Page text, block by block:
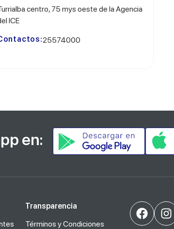
centro, 75 mys oeste de la Agencia
ICE
25574000
en:
Transparencia
Términos y Condiciones